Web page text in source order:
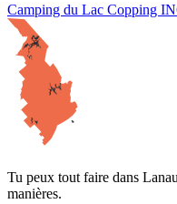
Camping du Lac Copping
Tu peux tout faire dans
manières.